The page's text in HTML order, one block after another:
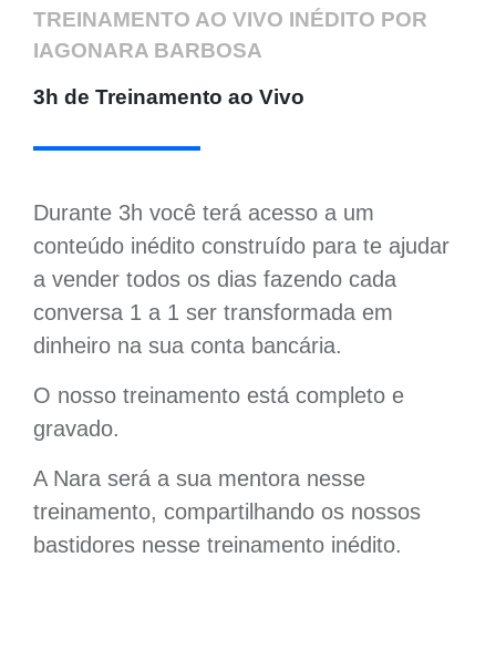
TREINAMENTO AO VIVO INÉDITO POR
IAGONARA BARBOSA
3h de Treinamento ao Vivo
Durante 3h você terá acesso a um
conteúdo inédito construído para te ajudar
a vender todos os dias fazendo cada
conversa 1 a 1 ser transformada em
dinheiro na sua conta bancária.
O nosso treinamento está completo e
gravado.
A Nara será a sua mentora nesse
treinamento, compartilhando os nossos
bastidores nesse treinamento inédito.